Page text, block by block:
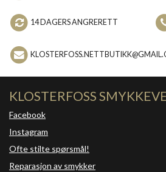
14 DAGERS ANGRERETT
KLOSTERFOSS
Facebook
Instagram
Ofte stilte spørsmål!
Reparasjon av smykker